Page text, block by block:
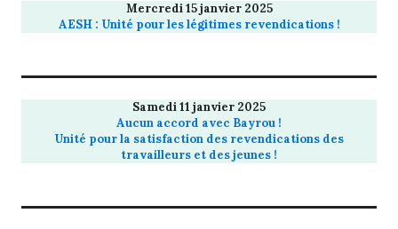
Mercredi 15 janvier 2025
AESH : Unité pour les légitimes revendications !
Samedi 11 janvier 2025
Aucun accord avec Bayrou !
Unité pour la satisfaction des revendications des
travailleurs et des jeunes !